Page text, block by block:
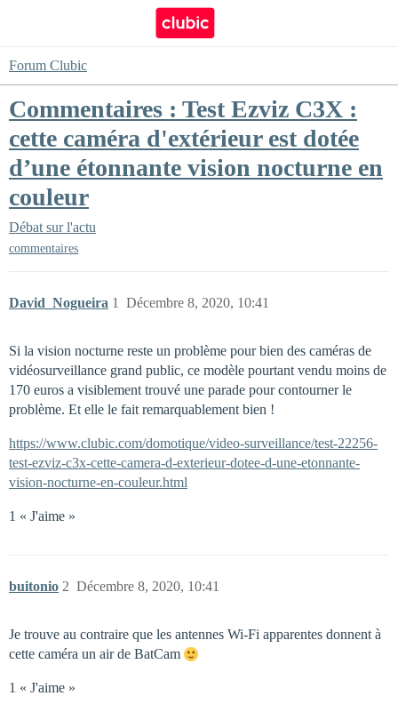
Forum Clubic
Commentaires : Test Ezviz C3X :
cette caméra d'extérieur est dotée
d’une étonnante vision nocturne en
couleur
Débat sur l'actu
commentaires
David_Nogueira Décembre 8, 2020, 10:41
1
Si la vision nocturne reste un problème pour bien des caméras de
vidéosurveillance grand public, ce modèle pourtant vendu moins de
170 euros a visiblement trouvé une parade pour contourner le
problème. Et elle le fait remarquablement bien !
https://www.clubic.com/domotique/video-surveillance/test-22256-
test-ezviz-c3x-cette-camera-d-exterieur-dotee-d-une-etonnante-
vision-nocturne-en-couleur.html
1 « J'aime »
buitonio Décembre 8, 2020, 10:41
2
Je trouve au contraire que les antennes Wi-Fi apparentes donnent à
cette caméra un air de BatCam
1 « J'aime »